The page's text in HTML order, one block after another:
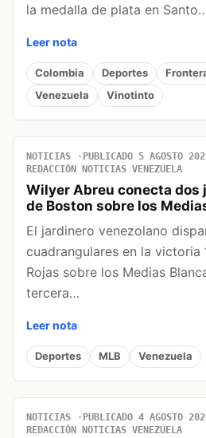
la medalla de plata en
Leer nota
Colombia Deportes
Venezuela
Vinotinto
NOTICIAS PUBLICADO 5 AGOSTO
REDACCIÓN NOTICIAS VENEZUELA
Wilyer Abreu conecta dos
de Boston sobre los
El jardinero venezolano
cuadrangulares en la victoria
Rojas sobre los Medias
tercera…
Leer nota
Deportes MLB Venezuela
NOTICIAS PUBLICADO 4 AGOSTO
REDACCIÓN NOTICIAS VENEZUELA